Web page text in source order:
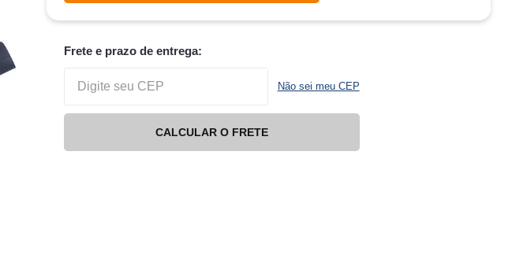
Frete e prazo de entrega:
Não sei meu CEP
CALCULAR O FRETE